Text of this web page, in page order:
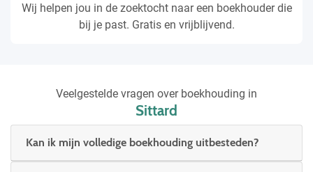
Wij helpen jou in de zoektocht naar een boekhouder die
bij je past. Gratis en vrijblijvend.
Veelgestelde vragen over boekhouding in
Sittard
Kan ik mijn volledige boekhouding uitbesteden?